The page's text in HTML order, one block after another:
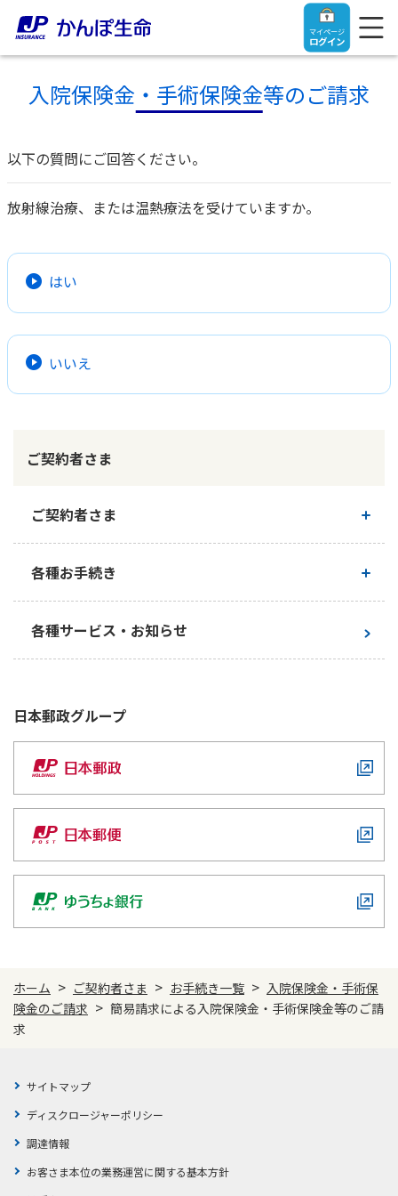
マイページ
ログイン
トップ
ご契約者さま
マイページログイン
入院保険金・手術保険金のご請求
きっかけ・できごとから探す
マイページでできること
新規登録
ご契約内容の確認
お客さまに関する情報等の確認の取り組み
お問い合わせ
養老保険
学資保険
長寿支援保険
お見積りシミュレーション
資料請求
保険の探し方のポイント
保険かんたん診断
これからのライフイベントでかかる費用とは？
ご契約手続きの流れ
保険料のお払込方法
お問い合わせ
法人のお客さま
【まずはご相談ください】企業経営でお悩みの方はこ
ちら
法人のお客さま向け商品一覧
お役立ち情報
法人向け資料請求
お問い合わせ先
お役立ち情報
医療
ライフプラン
かんぽアプリ～かんぽの健康と安心を手のひらに～
ラジオ体操・みんなの体操
ラジオ体操ポータルサイト
経営理念・経営戦略
株主・投資家のみなさまへ
採用情報
CM・オウンドメディア／ソーシャルメディア
かんぽブランド
かんぽ生命のサステナビリティ
お客さまの声／お客さまサービス向上の取組み
株主・投資家のみなさまへ
入院保険金・手術保険金等のご請求
以下の質問にご回答ください。
放射線治療、または温熱療法を受けていますか。
はい
いいえ
ご契約者さま
ご契約者さま
ご契約内容の確認
各種お手続き
お手続き一覧
各種サービス・お知らせ
日本郵政グループ
ホーム > ご契約者さま > お手続き一覧 > 入院保険金・手術保
険金のご請求 > 簡易請求による入院保険金・手術保険金等のご請
求
サイトマップ
ディスクロージャーポリシー
調達情報
お客さま本位の業務運営に関する基本方針